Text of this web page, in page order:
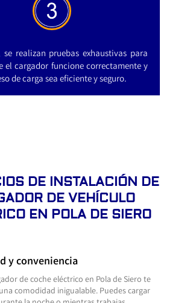
se realizan pruebas exhaustivas para
el cargador funcione correctamente y
de carga sea eficiente y seguro.
DE INSTALACIÓN DE
DE VEHÍCULO
EN POLA DE SIERO
y conveniencia
de coche eléctrico en Pola de Siero te
comodidad inigualable. Puedes cargar